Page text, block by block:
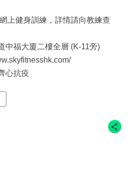
上健身訓練，詳情請向教練查
中福大廈二樓全層 (K-11旁)
心抗疫